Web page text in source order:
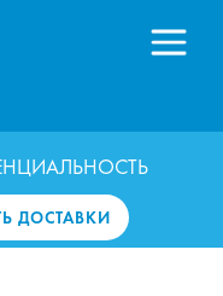
ДОСТАВКИ